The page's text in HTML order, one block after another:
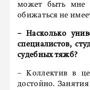
может быть мне
обижаться не
– Насколько
специалистов,
судебных тяжб?
– Коллектив в
достойно.